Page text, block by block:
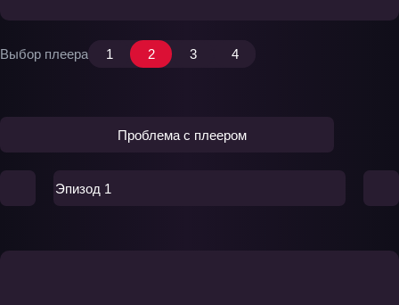
Выбор плеера 1 2 3 4
Проблема с плеером
Эпизод 1